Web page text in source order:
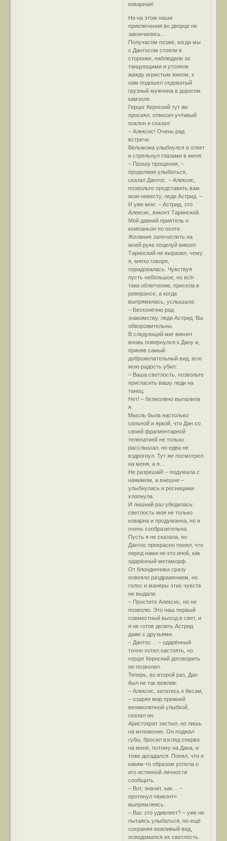
коварная!
Но на этом наши
приключения во дворце не
закончились…
Получасом позже, когда мы
с Дантосом стояли в
сторонке, наблюдали за
танцующими и утоляли
жажду игристым вином, к
нам подошел седоватый
грузный мужчина в дорогом
камзоле.
Герцог Кернский тут же
просиял, отвесил учтивый
поклон и сказал:
– Алексис! Очень рад
встрече.
Вельможа улыбнулся в ответ
и стрельнул глазами в меня.
– Прошу прощения, –
продолжая улыбаться,
сказал Дантос. – Алексис,
позвольте представить вам
мою невесту, леди Астрид. –
И уже мне: – Астрид, это
Алексис, виконт Таринский.
Мой давний приятель и
компаньон по охоте.
Желания запечатлеть на
моей руке поцелуй виконт
Таринский не выразил, чему
я, мягко говоря,
порадовалась. Чувствуя
пусть небольшое, но всё-
таки облегчение, присела в
реверансе, а когда
выпрямилась, услышала:
– Бесконечно рад
знакомству, леди Астрид. Вы
обворожительны.
В следующий миг виконт
вновь повернулся к Дану и,
приняв самый
доброжелательный вид, всю
мою радость убил:
– Ваша светлость, позвольте
пригласить вашу леди на
танец.
Нет! – безмолвно выпалила
я.
Мысль была настолько
сильной и яркой, что Дан со
своей фрагментарной
телепатией не только
расслышал, но едва не
вздрогнул. Тут же посмотрел
на меня, а я…
Не разрешай! – подумала с
нажимом, а внешне –
улыбнулась и ресницами
хлопнула.
И лишний раз убедилась:
светлость моя не только
коварна и продуманна, но и
очень сообразительна.
Пусть я не сказала, но
Дантос прекрасно понял, что
перед нами не кто иной, как
одарённый метаморф.
От блондинчика сразу
повеяло раздражением, но
голос и манеры этих чувств
не выдали.
– Простите Алексис, но не
позволю. Это наш первый
совместный выход в свет, и
я не готов делить Астрид
даже с друзьями.
– Дантос… – одарённый
точно хотел настоять, но
герцог Кернский договорить
не позволил.
Теперь, во второй раз, Дан
был не так вежлив:
– Алексис, катитесь к бесам,
– озаряя мир прежней
великолепной улыбкой,
сказал он.
Аристократ застыл, но лишь
на мгновение. Он поджал
губы, бросил взгляд сперва
на меня, потому на Дана, и
тоже догадался. Понял, что я
каким-то образом успела о
его истинной личности
сообщить.
– Вот, значит, как… –
протянул «виконт»
выпрямляясь.
– Вас это удивляет? – уже не
пытаясь улыбаться, но ещё
сохраняя вежливый вид,
осведомился их светлость.